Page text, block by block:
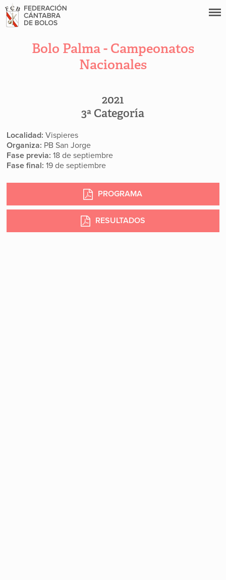
Bolo Palma - Campeonatos
Nacionales
2021
3ª Categoría
Localidad: Vispieres
Organiza: PB San Jorge
Fase previa: 18 de septiembre
Fase final: 19 de septiembre
PROGRAMA
RESULTADOS